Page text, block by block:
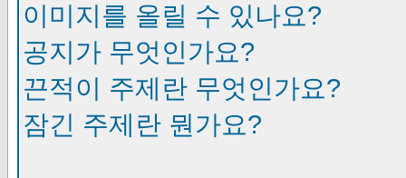
이미지를 올릴 수 있나요?
공지가 무엇인가요?
끈적이 주제란 무엇인가요?
잠긴 주제란 뭔가요?